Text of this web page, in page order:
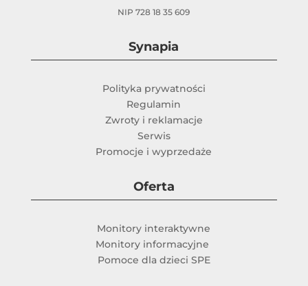
NIP 728 18 35 609
Synapia
Polityka prywatności
Regulamin
Zwroty i reklamacje
Serwis
Promocje i wyprzedaże
Oferta
Monitory interaktywne
Monitory informacyjne
Pomoce dla dzieci SPE